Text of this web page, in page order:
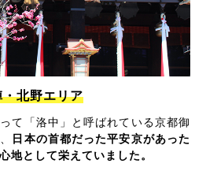
北野エリア
て「洛中」と呼ばれている京都御
日本の首都だった平安京があった
地として栄えていました。